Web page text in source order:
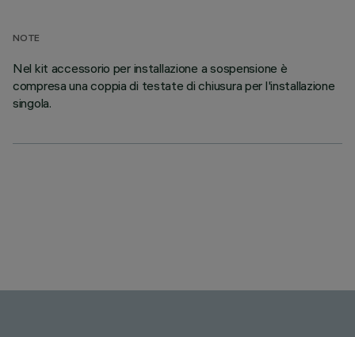
NOTE
Nel kit accessorio per installazione a sospensione è
compresa una coppia di testate di chiusura per l'installazione
singola.